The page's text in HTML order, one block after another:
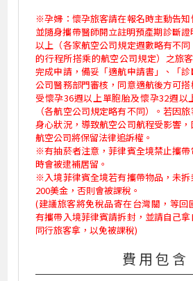
※孕婦：懷孕旅客請在報名時主動告知
並隨身攜帶醫師開立註明預產期診斷
以上（各家航空公司規定週數略有不
的行程所搭乘的航空公司規定）之旅
完成申請，備妥「適航申請書」、「
公司醫務部門審核，同意適航後方可
受懷孕36週以上單胞胎及懷孕32週以
（各航空公司規定略有不同）。若因
身心狀況，導致航空公司航程受影響，
航空公司將保留法律追訴權。
※有抽菸者注意，菲律賓全境禁止攜
時會被逮補居留。
※入境菲律賓全境若有攜帶物品，未
200美金，否則會被課稅。
(建議旅客將免稅品寄在台灣關，等回
有攜帶入境菲律賓請拆封，並請自己
同行旅客拿，以免被課稅)
費用包含